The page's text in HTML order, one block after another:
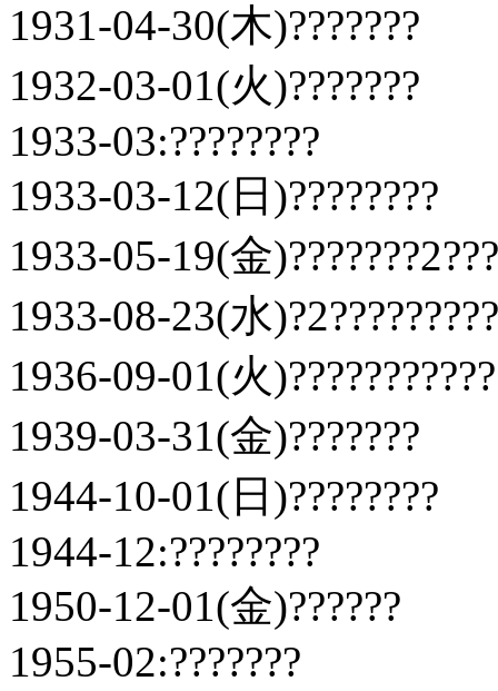
1931-04-30(木)???????
1932-03-01(火)???????
1933-03:????????
1933-03-12(日)????????
1933-05-19(金)???????2???
1933-08-23(水
1936-09-01(火
1939-03-31(金)???????
1944-10-01(日)????????
1944-12:????????
1950-12-01(金)??????
1955-02:???????